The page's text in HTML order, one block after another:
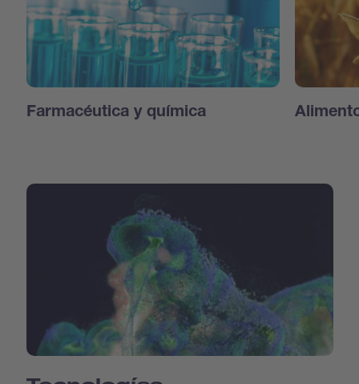
Farmacéutica y química